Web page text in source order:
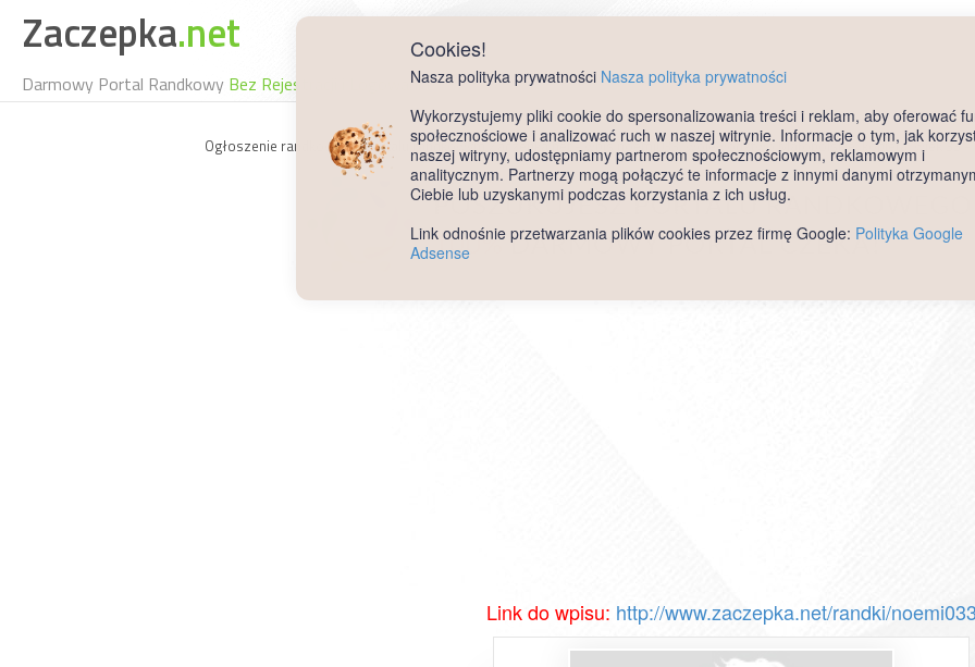
Cookies!
Nasza polityka prywatności Nasza polityka prywatności
Wykorzystujemy pliki cookie do spersonalizowania treści i reklam, aby oferować
społecznościowe i analizować ruch w naszej witrynie. Informacje o tym, jak
naszej witryny, udostępniamy partnerom społecznościowym, reklamowym i
analitycznym. Partnerzy mogą połączyć te informacje z innymi danymi
Ciebie lub uzyskanymi podczas korzystania z ich usług.
Link odnośnie przetwarzania plików cookies przez firmę Google: Polityka Google
Adsense
Zaczepka.net
Darmowy Portal Randkowy Bez Rejestracji i Logowania
Ogłoszenie randkowe na portalu randkowym Zaczepka.net - wpis noemi033, województwo Małopolskie, kobieta, wiek 33
Link do wpisu: http://www.zaczepka.net/randki/